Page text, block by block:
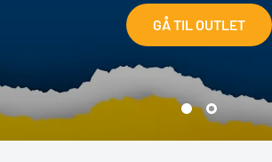
GÅ TIL OUTLET